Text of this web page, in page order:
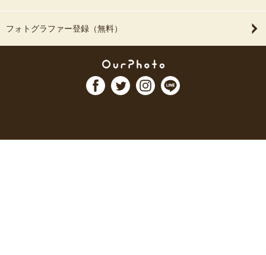
フォトグラファー登録（無料）